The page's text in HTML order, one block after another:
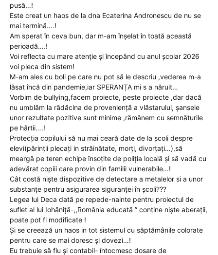
pusă…!
Este creat un haos de la dna Ecaterina Andronescu de nu se
mai termină….!
Am sperat în ceva bun, dar m-am înșelat în toată această
perioadă….!
Voi reflecta cu mare atenție și începând cu anul școlar 2026
voi pleca din sistem!
M-am ales cu boli pe care nu pot să le descriu ,vederea m-a
lăsat încă din pandemie,iar SPERANȚA mi s a năruit…
Vorbim de bullying,facem proiecte, peste proiecte ,dar dacă
nu umblăm la rădăcina de proveniență a vlăstarului, șansele
unor rezultate pozitive sunt minime ,rămânem cu semnăturile
pe hârtii….!
Protecția copilului să nu mai ceară date de la școli despre
elevi(părinții plecați in străinătate, morți, divorțați…),să
meargă pe teren echipe însoțite de poliția locală și să vadă cu
adevărat copiii care provin din familii vulnerabile…!
Cât costă niște dispozitive de detectare a metalelor si a unor
substanțe pentru asigurarea siguranței în școli???
Legea lui Deca dată pe repede-nainte pentru proiectul de
suflet al lui Iohăniță-,,România educată ” conține niște aberații,
poate pot fi modificate !
Și se creează un haos in tot sistemul cu săptămânile colorate
pentru care se mai doresc și dovezi…!
Eu trebuie să fiu și contabil- întocmesc dosare de